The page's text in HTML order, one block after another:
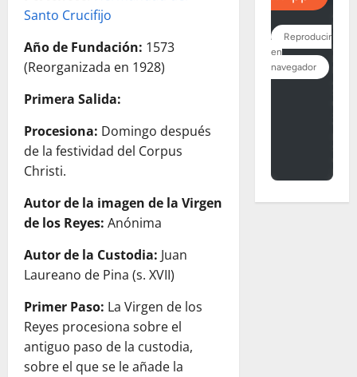
Santo Crucifijo
Año de Fundación: 1573
(Reorganizada en 1928)
Primera Salida:
Procesiona: Domingo después
de la festividad del Corpus
Christi.
Autor de la imagen de la Virgen
de los Reyes: Anónima
Autor de la Custodia: Juan
Laureano de Pina (s. XVII)
Primer Paso: La Virgen de los
Reyes procesiona sobre el
antiguo paso de la custodia,
sobre el que se le añade la